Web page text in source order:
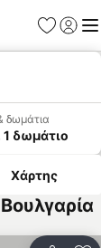
δωμάτια
δωμάτιο
Χάρτης